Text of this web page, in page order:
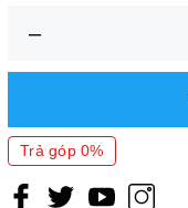
Xuất xứ
–
Trả góp 0%